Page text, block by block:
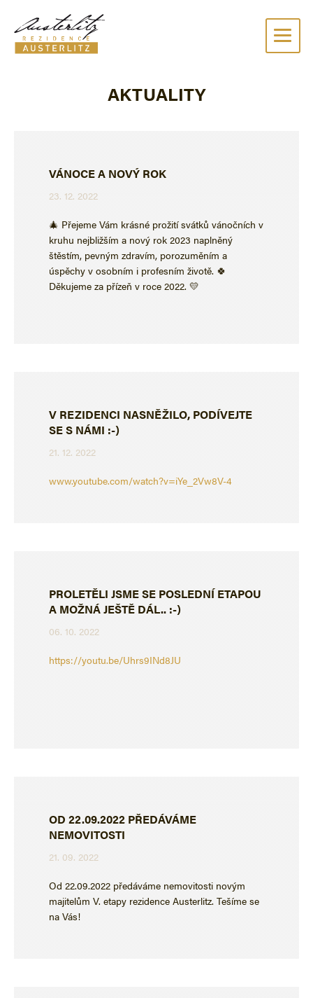
VYBERTE SI DŮMO
AKTUALITY
VÁNOCE A NOVÝ ROK
23. 12. 2022
🎄 Přejeme Vám krásné prožití svátků vánočních v
kruhu nejbližším a nový rok 2023 naplněný
štěstím, pevným zdravím, porozuměním a
úspěchy v osobním i profesním životě. 🍀
Děkujeme za přízeň v roce 2022. 💛
V REZIDENCI NASNĚŽILO, PODÍVEJTE
SE S NÁMI :-)
21. 12. 2022
www.youtube.com/watch?v=iYe_2Vw8V-4
PROLETĚLI JSME SE POSLEDNÍ ETAPOU
A MOŽNÁ JEŠTĚ DÁL.. :-)
06. 10. 2022
https://youtu.be/Uhrs9INd8JU
OD 22.09.2022 PŘEDÁVÁME
NEMOVITOSTI
21. 09. 2022
Od 22.09.2022 předáváme nemovitosti novým
majitelům V. etapy rezidence Austerlitz. Tešíme se
na Vás!